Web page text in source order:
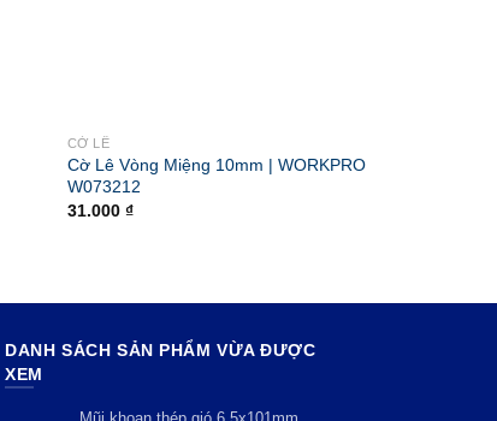
CỜ LÊ
Cờ Lê Vòng Miệng 10mm | WORKPRO
W073212
31.000 ₫
DANH SÁCH SẢN PHẨM VỪA ĐƯỢC
XEM